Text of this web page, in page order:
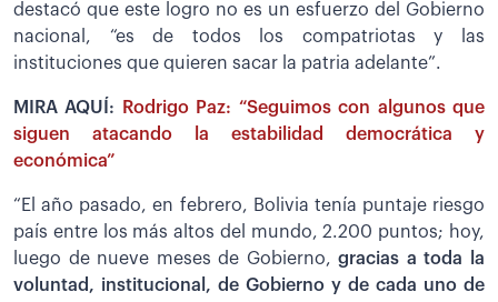
destacó que este logro no es un esfuerzo del Gobierno
nacional, “es de todos los compatriotas y las
instituciones que quieren sacar la patria adelante”.
MIRA AQUÍ:
Rodrigo Paz: “Seguimos con algunos que
siguen atacando la estabilidad democrática y
económica”
“El año pasado, en febrero, Bolivia tenía puntaje riesgo
país entre los más altos del mundo, 2.200 puntos; hoy,
luego de nueve meses de Gobierno, gracias a toda la
voluntad, institucional, de Gobierno y de cada uno de